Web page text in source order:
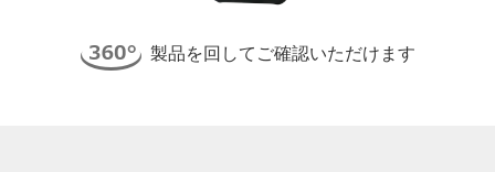
製品を回してご確認いただけます